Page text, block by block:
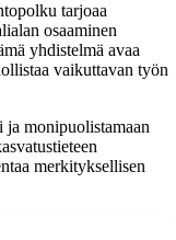
tarjoaa
osaaminen
yhdistelmä avaa
vaikuttavan työn
ja monipuolistamaan
merkityksellisen